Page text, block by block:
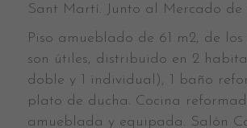
Sant Martí. Junto al Mercado
Piso amueblado de 61 m2, de los
son útiles, distribuido en 2
doble y 1 individual), 1 baño
plato de ducha. Cocina
amueblada y equipada. Salón